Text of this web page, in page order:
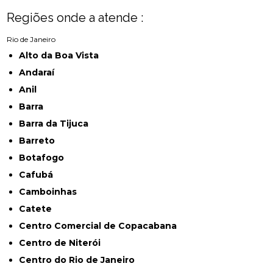
Regiões onde a atende :
Rio de Janeiro
Alto da Boa Vista
Andaraí
Anil
Barra
Barra da Tijuca
Barreto
Botafogo
Cafubá
Camboinhas
Catete
Centro Comercial de Copacabana
Centro de Niterói
Centro do Rio de Janeiro